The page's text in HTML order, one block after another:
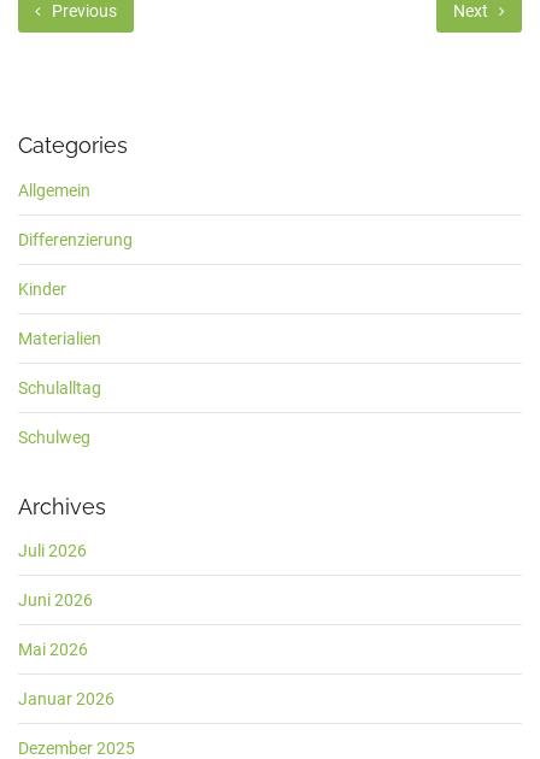
Previous Next
Categories
Allgemein
Differenzierung
Kinder
Materialien
Schulalltag
Schulweg
Archives
Juli 2026
Juni 2026
Mai 2026
Januar 2026
Dezember 2025